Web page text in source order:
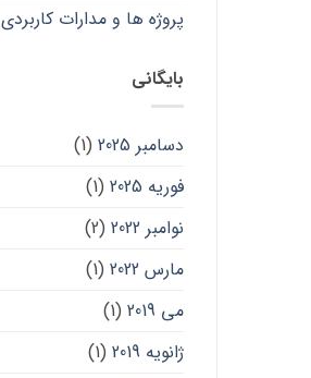
پروژه ها و مدارات کاربردی
بایگانی
دسامبر 2025
(1)
فوریه 2025
(1)
نوامبر 2022
(2)
مارس 2022
(1)
می 2019
(1)
ژانویه 2019
(1)